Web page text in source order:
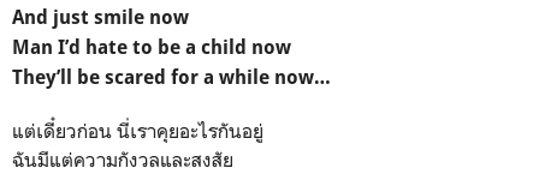
And just smile now
Man I’d hate to be a child now
They’ll be scared for a while now…
แต่เดี๋ยวก่อน​ นี่เราคุยอะไรกันอยู่
ฉันมีแต่ความกังวลและสงสัย